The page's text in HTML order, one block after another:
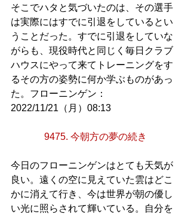
そこでハタと気づいたのは、その選手
は実際にはすでに引退をしているとい
うことだった。すでに引退をしていな
がらも、現役時代と同じく毎日クラブ
ハウスにやって来てトレーニングをす
るその方の姿勢に何か学ぶものがあっ
た。フローニンゲン：
2022/11/21（月）08:13
9475. 今朝方の夢の続き
今日のフローニンゲンはとても天気が
良い。遠くの空に見えていた雲はどこ
かに消えて行き、今は世界が朝の優し
い光に照らされて輝いている。自分を